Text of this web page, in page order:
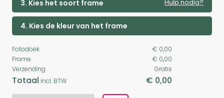
3. Kies het soort frame Hulp nodig?
4. Kies de kleur van het frame
Fotodoek
€ 0,00
Frame
€ 0,00
Verzending
Gratis
Totaal incl. BTW € 0,00